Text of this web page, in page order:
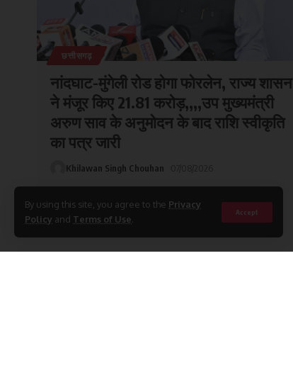
By using this site, you agree to the Privacy
Policy and Terms of Use
Accept
छत्तीसगढ़
नांदघाट-मुंगेली रोड होगा फोरलेन, राज्य शासन
ने मंजूर किए 21.81 करोड़,,,,उप मुख्यमंत्री
अरुण साव के अनुमोदन के बाद राशि स्वीकृति
का पत्र जारी
Khilawan Singh Chouhan